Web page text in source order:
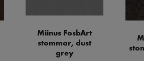
Miinus FosbArt
stommar, dust
grey